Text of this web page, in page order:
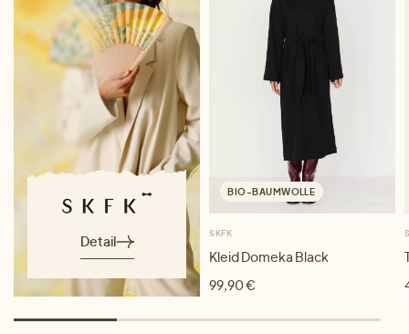
Detail
BIO-BAUMWOLLE
SKFK
Kleid Domeka Black
99,90 €